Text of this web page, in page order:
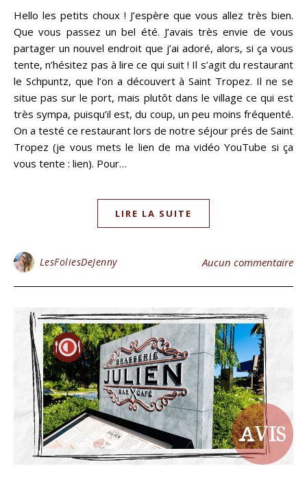
Hello les petits choux ! J’espère que vous allez très bien.
Que vous passez un bel été. J’avais très envie de vous
partager un nouvel endroit que j’ai adoré, alors, si ça vous
tente, n’hésitez pas à lire ce qui suit ! Il s’agit du restaurant
le Schpuntz, que l’on a découvert à Saint Tropez. Il ne se
situe pas sur le port, mais plutôt dans le village ce qui est
très sympa, puisqu’il est, du coup, un peu moins fréquenté.
On a testé ce restaurant lors de notre séjour prés de Saint
Tropez (je vous mets le lien de ma vidéo YouTube si ça
vous tente : lien). Pour…
LIRE LA SUITE
LesFoliesDeJenny Aucun commentaire